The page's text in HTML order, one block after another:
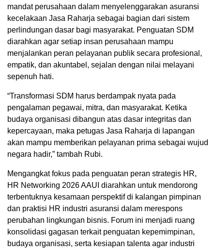
mandat perusahaan dalam menyelenggarakan asuransi
kecelakaan Jasa Raharja sebagai bagian dari sistem
perlindungan dasar bagi masyarakat. Penguatan SDM
diarahkan agar setiap insan perusahaan mampu
menjalankan peran pelayanan publik secara profesional,
empatik, dan akuntabel, sejalan dengan nilai melayani
sepenuh hati.
“Transformasi SDM harus berdampak nyata pada
pengalaman pegawai, mitra, dan masyarakat. Ketika
budaya organisasi dibangun atas dasar integritas dan
kepercayaan, maka petugas Jasa Raharja di lapangan
akan mampu memberikan pelayanan prima sebagai wujud
negara hadir,” tambah Rubi.
Mengangkat fokus pada penguatan peran strategis HR,
HR Networking 2026 AAUI diarahkan untuk mendorong
terbentuknya kesamaan perspektif di kalangan pimpinan
dan praktisi HR industri asuransi dalam merespons
perubahan lingkungan bisnis. Forum ini menjadi ruang
konsolidasi gagasan terkait penguatan kepemimpinan,
budaya organisasi, serta kesiapan talenta agar industri